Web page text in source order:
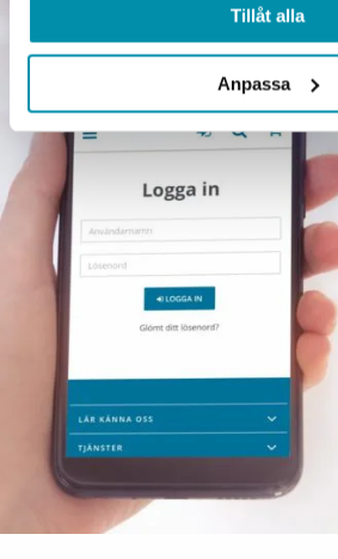
Tillåt alla
Anpassa